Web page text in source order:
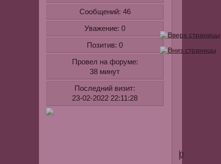
Сообщений: 46
Уважение: 0
Позитив: 0
Провел на форуме:
38 минут
Последний визит:
23-02-2022 22:11:28
стиле
купить
0